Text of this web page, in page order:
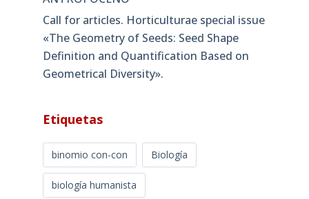
Call for articles. Horticulturae special issue
«The Geometry of Seeds: Seed Shape
Definition and Quantification Based on
Geometrical Diversity»​.
Etiquetas
binomio con-con Biología
biología humanista